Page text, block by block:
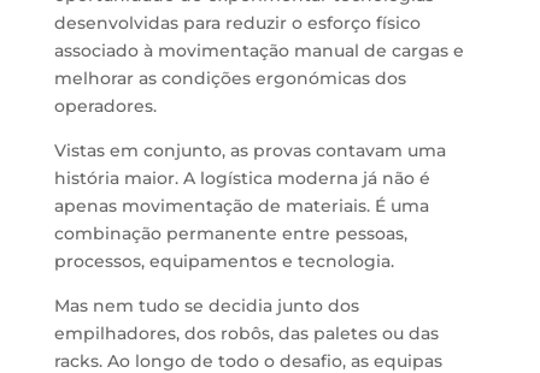
desenvolvidas para reduzir o esforço físico
associado à movimentação manual de cargas e
melhorar as condições ergonómicas dos
operadores.
Vistas em conjunto, as provas contavam uma
história maior. A logística moderna já não é
apenas movimentação de materiais. É uma
combinação permanente entre pessoas,
processos, equipamentos e tecnologia.
Mas nem tudo se decidia junto dos
empilhadores, dos robôs, das paletes ou das
racks. Ao longo de todo o desafio, as equipas